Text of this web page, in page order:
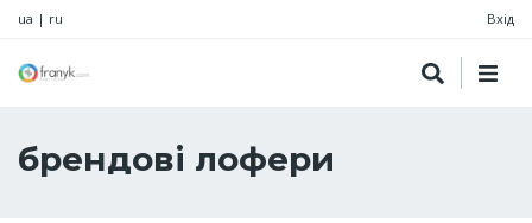
ua | ru Вхід
брендові лофери